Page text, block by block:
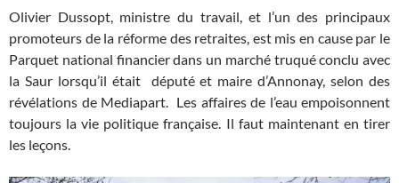
Olivier Dussopt, ministre du travail, et l’un des principaux
promoteurs de la réforme des retraites, est mis en cause par le
Parquet national financier dans un marché truqué conclu avec
la Saur lorsqu’il était député et maire d’Annonay, selon des
révélations de Mediapart. Les affaires de l’eau empoisonnent
toujours la vie politique française. Il faut maintenant en tirer
les leçons.